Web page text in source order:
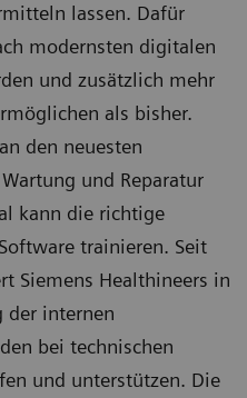
lassen. Dafür
modernsten digitalen
und zusätzlich mehr
als bisher.
den neuesten
und Reparatur
kann die richtige
trainieren. Seit
Siemens Healthineers in
der internen
bei technischen
und unterstützen. Die